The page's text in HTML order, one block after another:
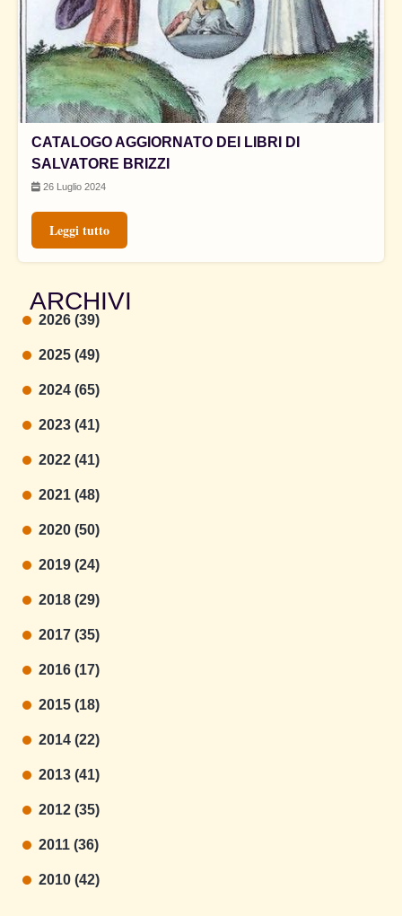
CATALOGO AGGIORNATO DEI LIBRI DI
SALVATORE BRIZZI
26 Luglio 2024
Leggi tutto
ARCHIVI
2026 (39)
2025 (49)
2024 (65)
2023 (41)
2022 (41)
2021 (48)
2020 (50)
2019 (24)
2018 (29)
2017 (35)
2016 (17)
2015 (18)
2014 (22)
2013 (41)
2012 (35)
2011 (36)
2010 (42)